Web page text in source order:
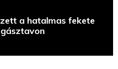
a hatalmas fekete